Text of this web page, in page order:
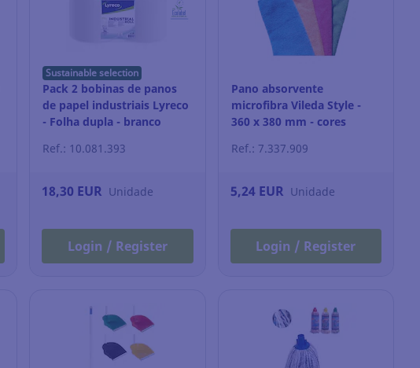
Sustainable selection
Pack 2 bobinas de panos
de papel industriais Lyreco
- Folha dupla - branco
Ref.: 10.081.393
18,30 EUR Unidade
Login / Register
Pano absorvente
microfibra Vileda Style -
360 x 380 mm - cores
Ref.: 7.337.909
5,24 EUR Unidade
Login / Register